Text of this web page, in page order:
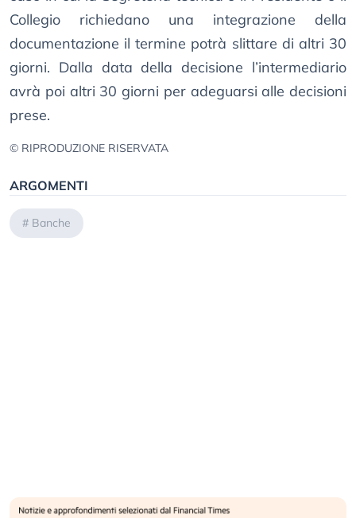
Collegio richiedano una integrazione della
documentazione il termine potrà slittare di altri 30
giorni. Dalla data della decisione l’intermediario
avrà poi altri 30 giorni per adeguarsi alle decisioni
prese.
© RIPRODUZIONE RISERVATA
ARGOMENTI
# Banche